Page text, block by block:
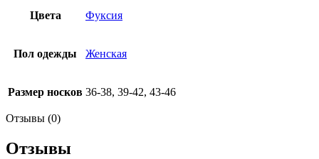
Цвета Фуксия
Пол одежды Женская
Размер носков 36-38, 39-42, 43-46
Отзывы (0)
Отзывы